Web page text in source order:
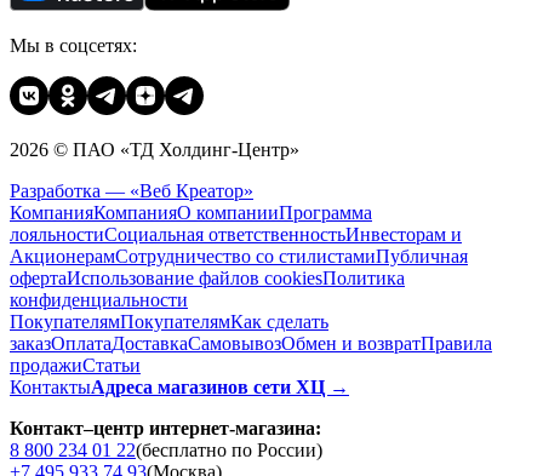
Мы в соцсетях:
2026 © ПАО «ТД Холдинг-Центр»
Разработка — «Веб Креатор»
КомпанияКомпанияО компанииПрограмма
лояльностиСоциальная ответственностьИнвесторам и
АкционерамСотрудничество со стилистамиПубличная
офертаИспользование файлов cookiesПолитика
конфиденциальности
ПокупателямПокупателямКак сделать
заказОплатаДоставкаCамовывозОбмен и возвратПравила
продажиСтатьи
КонтактыАдреса магазинов сети ХЦ →
Контакт–центр интернет-магазина:
8 800 234 01 22(бесплатно по России)
+7 495 933 74 93(Москва)